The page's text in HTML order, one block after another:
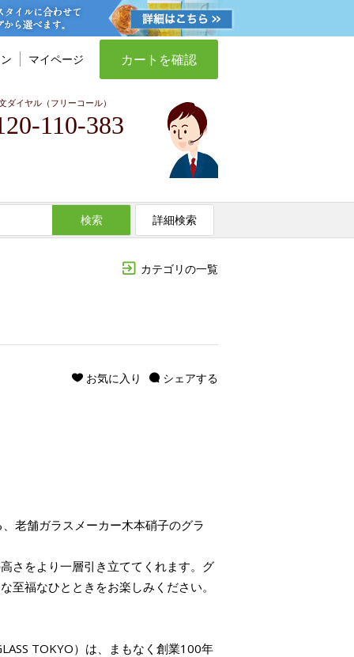
マイページ カートを確認
ダイヤル（フリーコール）
110-383
検索 詳細検索
カテゴリの一覧
シェアする
お気に入り
老舗ガラスメーカー木本硝子のグラ
さをより一層引き立ててくれます。グ
至福なひとときをお楽しみください。
TOKYO）は、まもなく創業100年